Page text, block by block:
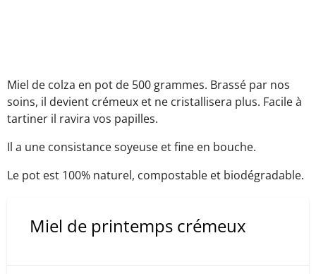
Miel de colza en pot de 500 grammes. Brassé par nos
soins, il devient crémeux et ne cristallisera plus. Facile à
tartiner il ravira vos papilles.
Il a une consistance soyeuse et fine en bouche.
Le pot est 100% naturel, compostable et biodégradable.
Miel de printemps crémeux